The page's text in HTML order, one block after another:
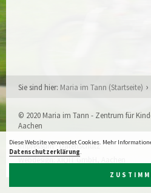
Diese Website verwendet Cookies. Mehr
Datenschutzerklärung.
Sie sind hier: Maria im Tann (Startseite)
© 2020 Maria im Tann - Zentrum für
Aachen
Impressum·Datenschutz
Webdesign:XIQIT GmbH, Aachen